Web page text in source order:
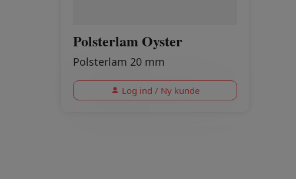
Polsterlam Oyster
Polsterlam 20 mm
Log ind / Ny kunde